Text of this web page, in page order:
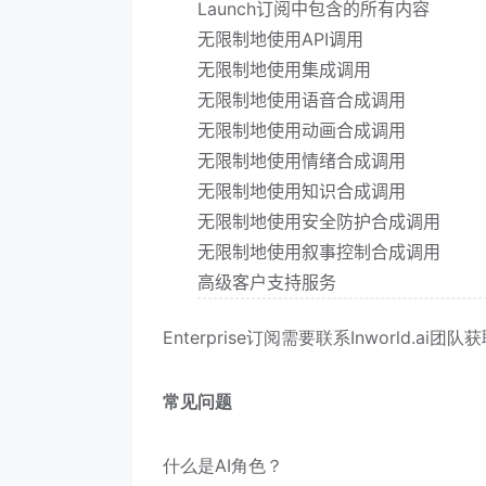
Launch订阅中包含的所有内容
无限制地使用API调用
无限制地使用集成调用
无限制地使用语音合成调用
无限制地使用动画合成调用
无限制地使用情绪合成调用
无限制地使用知识合成调用
无限制地使用安全防护合成调用
无限制地使用叙事控制合成调用
高级客户支持服务
Enterprise订阅需要联系Inworld.ai团队获
常见问题
什么是AI角色？